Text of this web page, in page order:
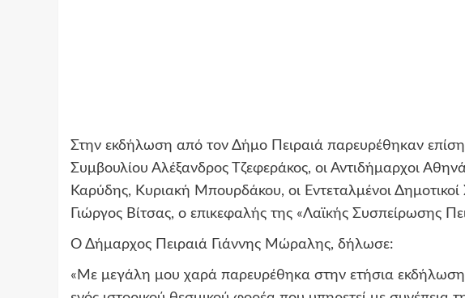
Στην εκδήλωση από τον Δήμο Πειραιά παρευρέθηκαν
Συμβουλίου Αλέξανδρος Τζεφεράκος, οι Αντιδήμαρχοι
Καρύδης, Κυριακή Μπουρδάκου, οι Εντεταλμένοι
Γιώργος Βίτσας, ο επικεφαλής της «Λαϊκής Συσπείρωσης
Ο Δήμαρχος Πειραιά Γιάννης Μώραλης, δήλωσε:
«Με μεγάλη μου χαρά παρευρέθηκα στην ετήσια εκδήλωση